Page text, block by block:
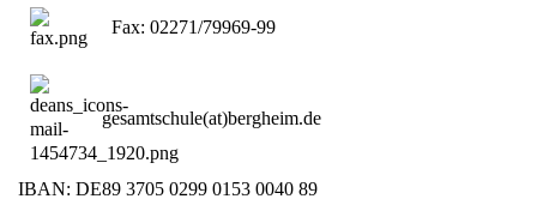
Fax: 02271/79969-99
gesamtschule(at)bergheim.de
IBAN: DE89 3705 0299 0153 0040 89